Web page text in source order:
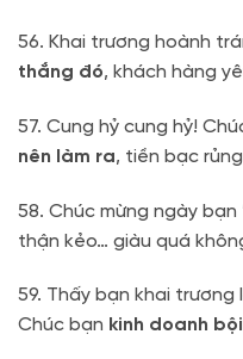
56. Khai trương hoành
thắng đó, khách hàng
57. Cung hỷ cung hỷ!
nên làm ra, tiền bạc
58. Chúc mừng ngày bạn
thận kẻo… giàu quá
59. Thấy bạn khai
Chúc bạn kinh doanh